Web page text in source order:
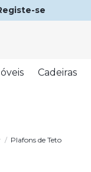
se
Cadeiras
Plafons de Teto